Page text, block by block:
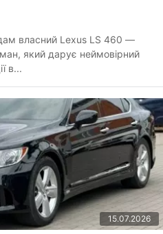
який дарує неймовірний
в...
15.07.2026